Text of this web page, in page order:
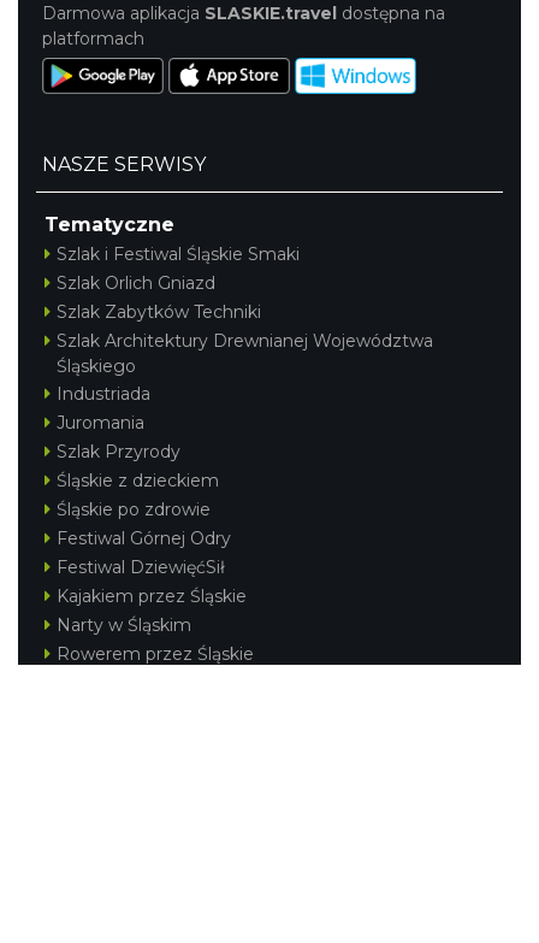
Darmowa aplikacja SLASKIE.travel dostępna na
platformach
NASZE SERWISY
Tematyczne
Szlak i Festiwal Śląskie Smaki
Szlak Orlich Gniazd
Szlak Zabytków Techniki
Szlak Architektury Drewnianej Województwa
Śląskiego
Industriada
Juromania
Szlak Przyrody
Śląskie z dzieckiem
Śląskie po zdrowie
Festiwal Górnej Odry
Festiwal DziewięćSił
Kajakiem przez Śląskie
Narty w Śląskim
Rowerem przez Śląskie